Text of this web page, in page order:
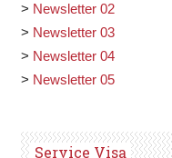
> Newsletter 02
> Newsletter 03
> Newsletter 04
> Newsletter 05
Service Visa